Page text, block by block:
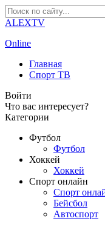
ALEXTV
Online
Главная
Спорт ТВ
Войти
Что вас интересует?
Категории
Футбол
Футбол
Хоккей
Хоккей
Спорт онлайн
Спорт
Бейсбол
Автоспорт